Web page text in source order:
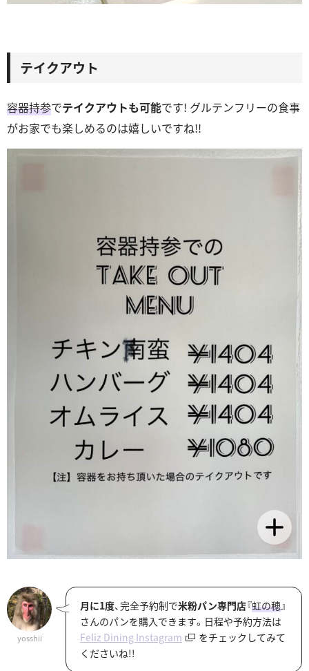
テイクアウト
容器持参でテイクアウトも可能です! グルテンフリーの食事
がお家でも楽しめるのは嬉しいですね!!
yosshii
月に1度、完全予約制で米粉パン専門店『虹の穂』
さんのパンを購入できます。日程や予約方法は
Feliz Dining Instagram
をチェックしてみて
くださいね!!